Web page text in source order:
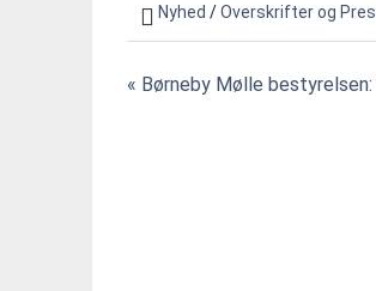
Nyhed /Overskrifter og
« Børneby Mølle